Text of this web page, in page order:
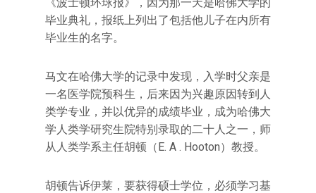
毕业典礼，报纸上列出了包括他儿子在内所有
毕业生的名字。
马文在哈佛大学的记录中发现，入学时父亲是
一名医学院预科生，后来因为兴趣原因转到人
类学专业，并以优异的成绩毕业，成为哈佛大
学人类学研究生院特别录取的二十人之一，师
从人类学系主任胡顿（E. A . Hooton）教授。
胡顿告诉伊莱，要获得硕士学位，必须学习基